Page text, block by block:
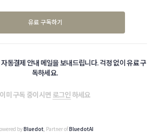
유료 구독하기
동결제 안내 메일을 보내드립니다. 걱정 없이 유료 구
독하세요.
이미 구독 중이시면 로그인하세요
byBluedot , Partner ofBluedotAI